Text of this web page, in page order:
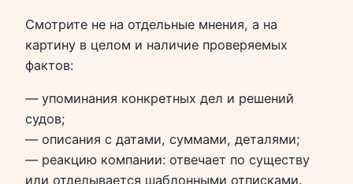
Смотрите не на отдельные мнения, а на
картину в целом и наличие проверяемых
фактов:
— упоминания конкретных дел и решений
судов;
— описания с датами, суммами, деталями;
— реакцию компании: отвечает по существу
или отделывается шаблонными отписками.